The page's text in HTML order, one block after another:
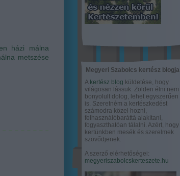
házi málna
metszése
Megyeri Szabolcs kertész blogja
A kertész blog küldetése, hogy
világosan lássuk: Zölden élni nem
bonyolult dolog, lehet egyszerűen
is. Szeretném a kertészkedést
számodra közel hozni,
felhasználóbaráttá alakítani,
fogyaszthatóan tálalni. Azért, hogy
kertünkben mesék és szerelmek
szövődjenek.
A szerző elérhetőségei:
megyeriszabolcskerteszete.hu